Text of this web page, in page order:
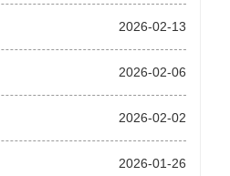
2026-02-13
2026-02-06
2026-02-02
2026-01-26